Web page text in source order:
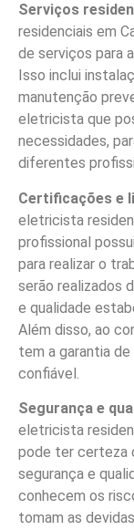
Serviços
residenciais em
de serviços para
Isso inclui
manutenção
eletricista que
necessidades,
diferentes
Certificações e
eletricista
profissional
para realizar o
serão realizados
e qualidade
Além disso, ao
tem a garantia
confiável.
Segurança e
eletricista
pode ter certeza
segurança e
conhecem os
tomam as